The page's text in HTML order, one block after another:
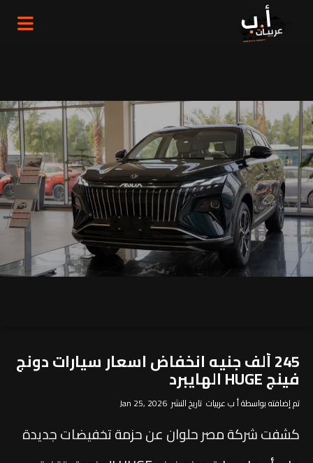
245 ألف جنيه انخفاض اسعار سيارات دونج
فينج HUGE الهايبرد
تم إضافته بواسطة أ ب عربيات تاريخ النشر Jan 25, 2026
كشفت شركة مصر حلوان عن حزمة تخفيضات جديدة